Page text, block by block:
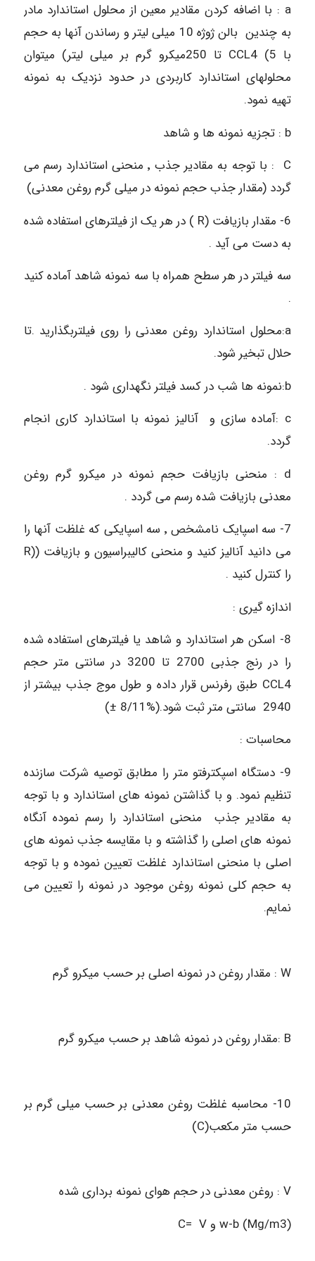
a : با اضافه کردن مقادیر معین از محلول استاندارد مادر
به چندین بالن ژوژه 10 میلی لیتر و رساندن آنها به حجم
با CCL4 (5 تا 250میکرو گرم بر میلی لیتر) میتوان
محلولهای استاندارد کاربردی در حدود نزدیک به نمونه
تهیه نمود.
b : تجزیه نمونه ها و شاهد
C : با توجه به مقادیر جذب ٬ منحنی استاندارد رسم می
گردد (مقدار جذب حجم نمونه در میلی گرم روغن معدنی)
6- مقدار بازیافت (R ) در هر یک از فیلترهای استفاده شده
به دست می آید .
سه فیلتر در هر سطح همراه با سه نمونه شاهد آماده کنید
.
a:محلول استاندارد روغن معدنی را روی فیلتربگذارید .تا
حلال تبخیر شود.
b:نمونه ها شب در کسد فیلتر نگهداری شود .
c :آماده سازی و آنالیز نمونه با استاندارد کاری انجام
گردد.
d : منحنی بازیافت حجم نمونه در میکرو گرم روغن
معدنی بازیافت شده رسم می گردد .
7- سه اسپایک نامشخص ٬ سه اسپایکی که غلظت آنها را
می دانید آنالیز کنید و منحنی کالیبراسیون و بازیافت ((R
را کنترل کنید .
اندازه گیری :
8- اسکن هر استاندارد و شاهد یا فیلترهای استفاده شده
را در رنج جذبی 2700 تا 3200 در سانتی متر حجم
CCL4 طبق رفرنس قرار داده و طول موج جذب بیشتر از
2940 سانتی متر ثبت شود.(%8/11 ±)
محاسبات :
9- دستگاه اسپکترفتو متر را مطابق توصیه شرکت سازنده
تنظیم نمود. و با گذاشتن نمونه های استاندارد و با توجه
به مقادیر جذب منحنی استاندارد را رسم نموده آنگاه
نمونه های اصلی را گذاشته و با مقایسه جذب نمونه های
اصلی با منحنی استاندارد غلظت تعیین نموده و با توجه
به حجم کلی نمونه روغن موجود در نمونه را تعیین می
نمایم.
W : مقدار روغن در نمونه اصلی بر حسب میکرو گرم
B :مقدار روغن در نمونه شاهد بر حسب میکرو گرم
10- محاسبه غلظت روغن معدنی بر حسب میلی گرم بر
حسب متر مکعب(C)
V : روغن معدنی در حجم هوای نمونه برداری شده
(w-b (Mg/m3 و C= V